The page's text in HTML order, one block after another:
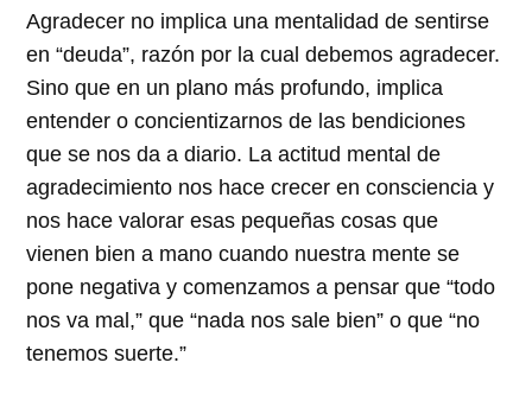
Agradecer no implica una mentalidad de sentirse
en deuda , razón por la cual debemos agradecer.
Sino que en un plano más profundo, implica
entender o concientizarnos de las bendiciones
que se nos da a diario. La actitud mental de
agradecimiento nos hace crecer en consciencia y
nos hace valorar esas pequeñas cosas que
vienen bien a mano cuando nuestra mente se
pone negativa y comenzamos a pensar que todo
nos va mal, que nada nos sale bien o que no
tenemos suerte.